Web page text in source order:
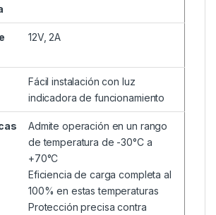
12V, 2A
Fácil instalación con luz
indicadora de funcionamiento
Admite operación en un rango
de temperatura de -30°C a
+70°C
Eficiencia de carga completa al
100% en estas temperaturas
Protección precisa contra